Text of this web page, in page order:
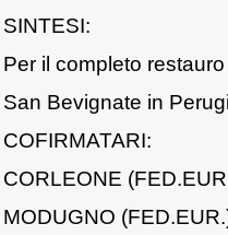
SINTESI:
Per il completo
San Bevignate in
COFIRMATARI:
CORLEONE
MODUGNO